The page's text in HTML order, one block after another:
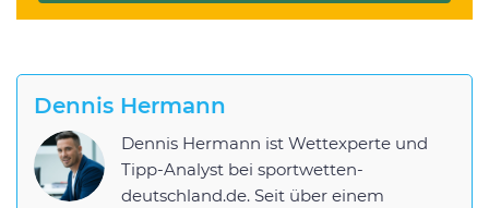
Dennis Hermann
Dennis Hermann ist Wettexperte und
Tipp-Analyst bei sportwetten-
deutschland.de. Seit über einem